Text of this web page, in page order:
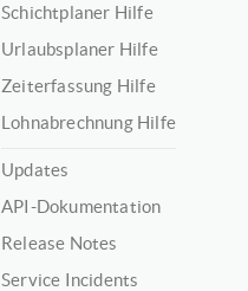
Schichtplaner Hilfe
Urlaubsplaner Hilfe
Zeiterfassung Hilfe
Lohnabrechnung Hilfe
Updates
API-Dokumentation
Release Notes
Service Incidents